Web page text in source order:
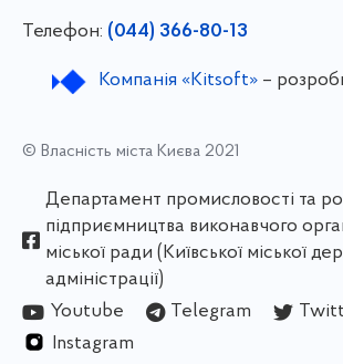
Телефон: (044) 366-80-13
Компанія «Kitsoft»–
© Власність міста Києва 2021
Департамент промисловості та
підприємництва виконавчого
міської ради (Київської міської
адміністрації)
Youtube
Telegram
Instagram